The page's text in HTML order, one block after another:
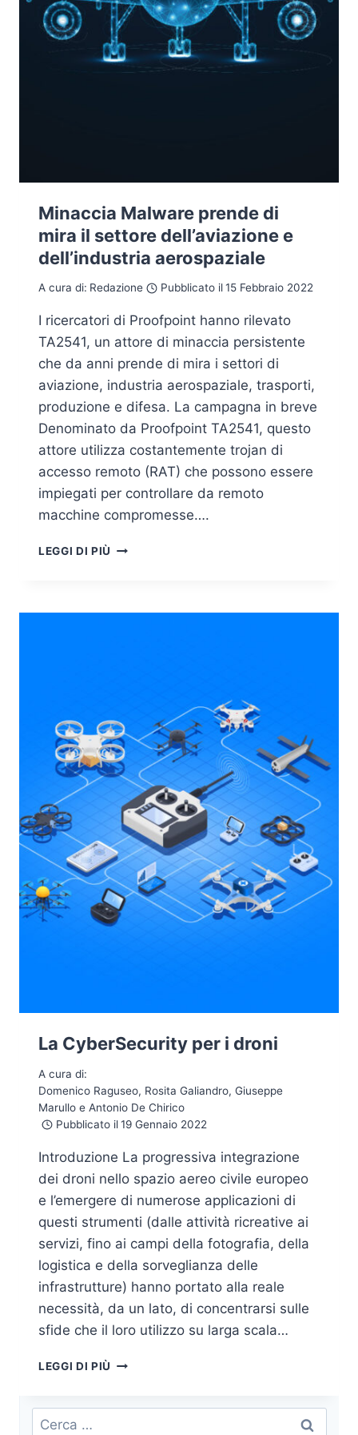
Minaccia Malware prende di
mira il settore dell’aviazione e
dell’industria aerospaziale
A cura di: Redazione Pubblicato il15 Febbraio 2022
I ricercatori di Proofpoint hanno rilevato
TA2541, un attore di minaccia persistente
che da anni prende di mira i settori di
aviazione, industria aerospaziale, trasporti,
produzione e difesa. La campagna in breve
Denominato da Proofpoint TA2541, questo
attore utilizza costantemente trojan di
accesso remoto (RAT) che possono essere
impiegati per controllare da remoto
macchine compromesse….
LEGGI DI PIÙ MINACCIA
MIRA
AEROSPAZIALE
La CyberSecurity per i droni
A cura di:
Domenico Raguseo, Rosita Galiandro, Giuseppe
Marullo e Antonio De Chirico
Pubblicato il 19 Gennaio 2022
Introduzione La progressiva integrazione
dei droni nello spazio aereo civile europeo
e l’emergere di numerose applicazioni di
questi strumenti (dalle attività ricreative ai
servizi, fino ai campi della fotografia, della
logistica e della sorveglianza delle
infrastrutture) hanno portato alla reale
necessità, da un lato, di concentrarsi sulle
sfide che il loro utilizzo su larga scala…
LEGGI DI PIÙ LA
I
Ricerca